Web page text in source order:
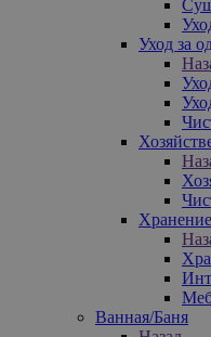
Уход за
Ванная/Баня